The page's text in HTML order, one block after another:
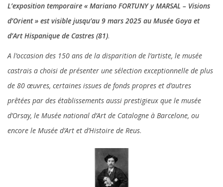
L’exposition temporaire « Mariano FORTUNY y MARSAL – Visions
d’Orient » est visible jusqu’au 9 mars 2025 au Musée Goya et
d’Art Hispanique de Castres (81).
A l’occasion des 150 ans de la disparition de l’artiste, le musée
castrais a choisi de présenter une sélection exceptionnelle de plus
de 80 œuvres, certaines issues de fonds propres et d’autres
prêtées par des établissements aussi prestigieux que le musée
d’Orsay, le Musée national d’Art de Catalogne à Barcelone, ou
encore le Musée d’Art et d’Histoire de Reus.